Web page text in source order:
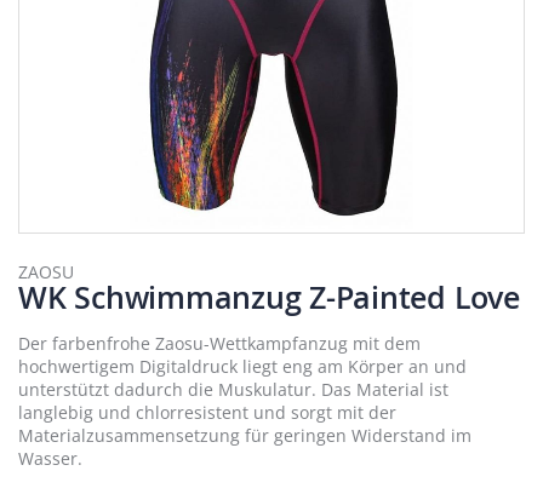
Anfang
der
Bildergalerie
springen
ZAOSU
WK Schwimmanzug Z-Painted Love
Der farbenfrohe Zaosu-Wettkampfanzug mit dem
hochwertigem Digitaldruck liegt eng am Körper an und
unterstützt dadurch die Muskulatur. Das Material ist
langlebig und chlorresistent und sorgt mit der
Materialzusammensetzung für geringen Widerstand im
Wasser.